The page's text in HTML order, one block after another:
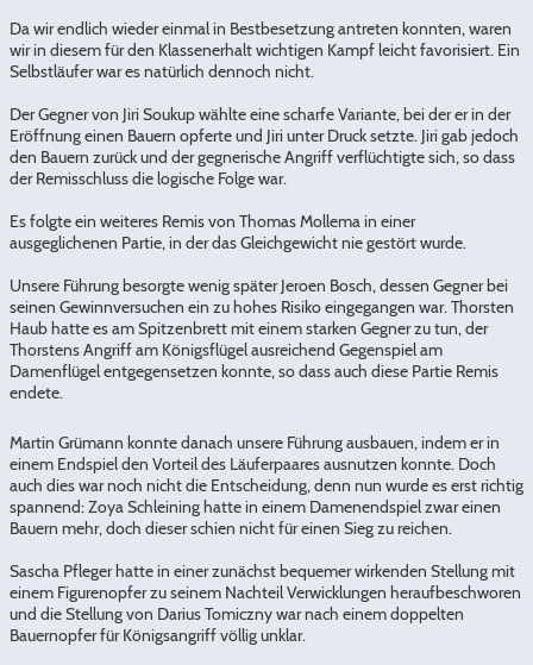
Da wir endlich wieder einmal in Bestbesetzung antreten konnten, waren
wir in diesem für den Klassenerhalt wichtigen Kampf leicht favorisiert. Ein
Selbstläufer war es natürlich dennoch nicht.
Der Gegner von Jiri Soukup wählte eine scharfe Variante, bei der er in der
Eröffnung einen Bauern opferte und Jiri unter Druck setzte. Jiri gab jedoch
den Bauern zurück und der gegnerische Angriff verflüchtigte sich, so dass
der Remisschluss die logische Folge war.
Es folgte ein weiteres Remis von Thomas Mollema in einer
ausgeglichenen Partie, in der das Gleichgewicht nie gestört wurde.
Unsere Führung besorgte wenig später Jeroen Bosch, dessen Gegner bei
seinen Gewinnversuchen ein zu hohes Risiko eingegangen war. Thorsten
Haub hatte es am Spitzenbrett mit einem starken Gegner zu tun, der
Thorstens Angriff am Königsflügel ausreichend Gegenspiel am
Damenflügel entgegensetzen konnte, so dass auch diese Partie Remis
endete.
Martin Grümann konnte danach unsere Führung ausbauen, indem er in
einem Endspiel den Vorteil des Läuferpaares ausnutzen konnte. Doch
auch dies war noch nicht die Entscheidung, denn nun wurde es erst richtig
spannend: Zoya Schleining hatte in einem Damenendspiel zwar einen
Bauern mehr, doch dieser schien nicht für einen Sieg zu reichen.
Sascha Pfleger hatte in einer zunächst bequemer wirkenden Stellung mit
einem Figurenopfer zu seinem Nachteil Verwicklungen heraufbeschworen
und die Stellung von Darius Tomiczny war nach einem doppelten
Bauernopfer für Königsangriff völlig unklar.